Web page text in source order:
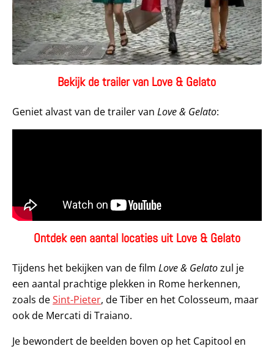
Bekijk de trailer van Love & Gelato
Geniet alvast van de trailer van Love & Gelato:
Ontdek een aantal locaties uit Love & Gelato
Tijdens het bekijken van de film Love & Gelatozul je
een aantal prachtige plekken in Rome herkennen,
zoals deSint-Pieter, de Tiber en het Colosseum, maar
ook de Mercati di Traiano.
Je bewondert de beelden boven op het Capitool en